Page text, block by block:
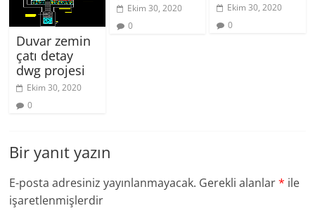
Duvar zemin
çatı detay
dwg projesi
Ekim 30, 2020
0
Ekim 30, 2020
0
Ekim 30, 2020
0
Bir yanıt yazın
E-posta adresiniz yayınlanmayacak. Gerekli alanlar* ile
işaretlenmişlerdir